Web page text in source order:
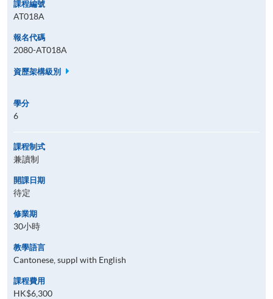
課程編號
AT018A
報名代碼
2080-AT018A
資歷架構級別
學分
6
課程制式
兼讀制
開課日期
待定
修業期
30小時
教學語言
Cantonese, suppl with English
課程費用
HK$6,300